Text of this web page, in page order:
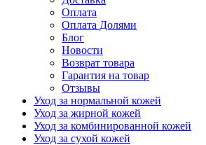
Оплата
Оплата Долями
Блог
Новости
Возврат товара
Гарантия на товар
Отзывы
Уход за нормальной кожей
Уход за жирной кожей
Уход за комбинированной кожей
Уход за сухой кожей